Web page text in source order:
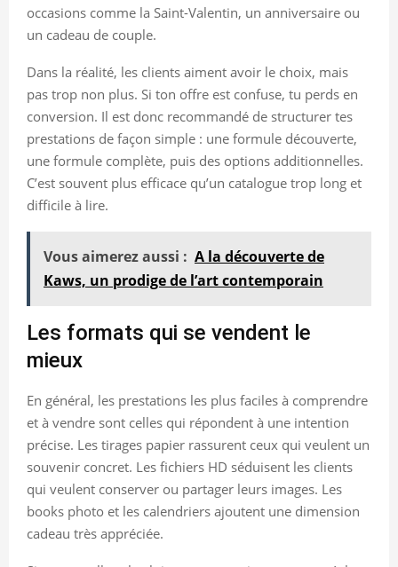
occasions comme la Saint-Valentin, un anniversaire ou
un cadeau de couple.
Dans la réalité, les clients aiment avoir le choix, mais
pas trop non plus. Si ton offre est confuse, tu perds en
conversion. Il est donc recommandé de structurer tes
prestations de façon simple : une formule découverte,
une formule complète, puis des options additionnelles.
C’est souvent plus efficace qu’un catalogue trop long et
difficile à lire.
Vous aimerez aussi : A la découverte de
Kaws, un prodige de l’art contemporain
Les formats qui se vendent le
mieux
En général, les prestations les plus faciles à comprendre
et à vendre sont celles qui répondent à une intention
précise. Les tirages papier rassurent ceux qui veulent un
souvenir concret. Les fichiers HD séduisent les clients
qui veulent conserver ou partager leurs images. Les
books photo et les calendriers ajoutent une dimension
cadeau très appréciée.